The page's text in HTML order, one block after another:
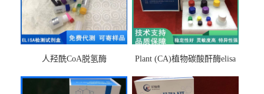
人羟酰CoA脱氢酶
Plant (CA)植物碳酸酐酶elisa